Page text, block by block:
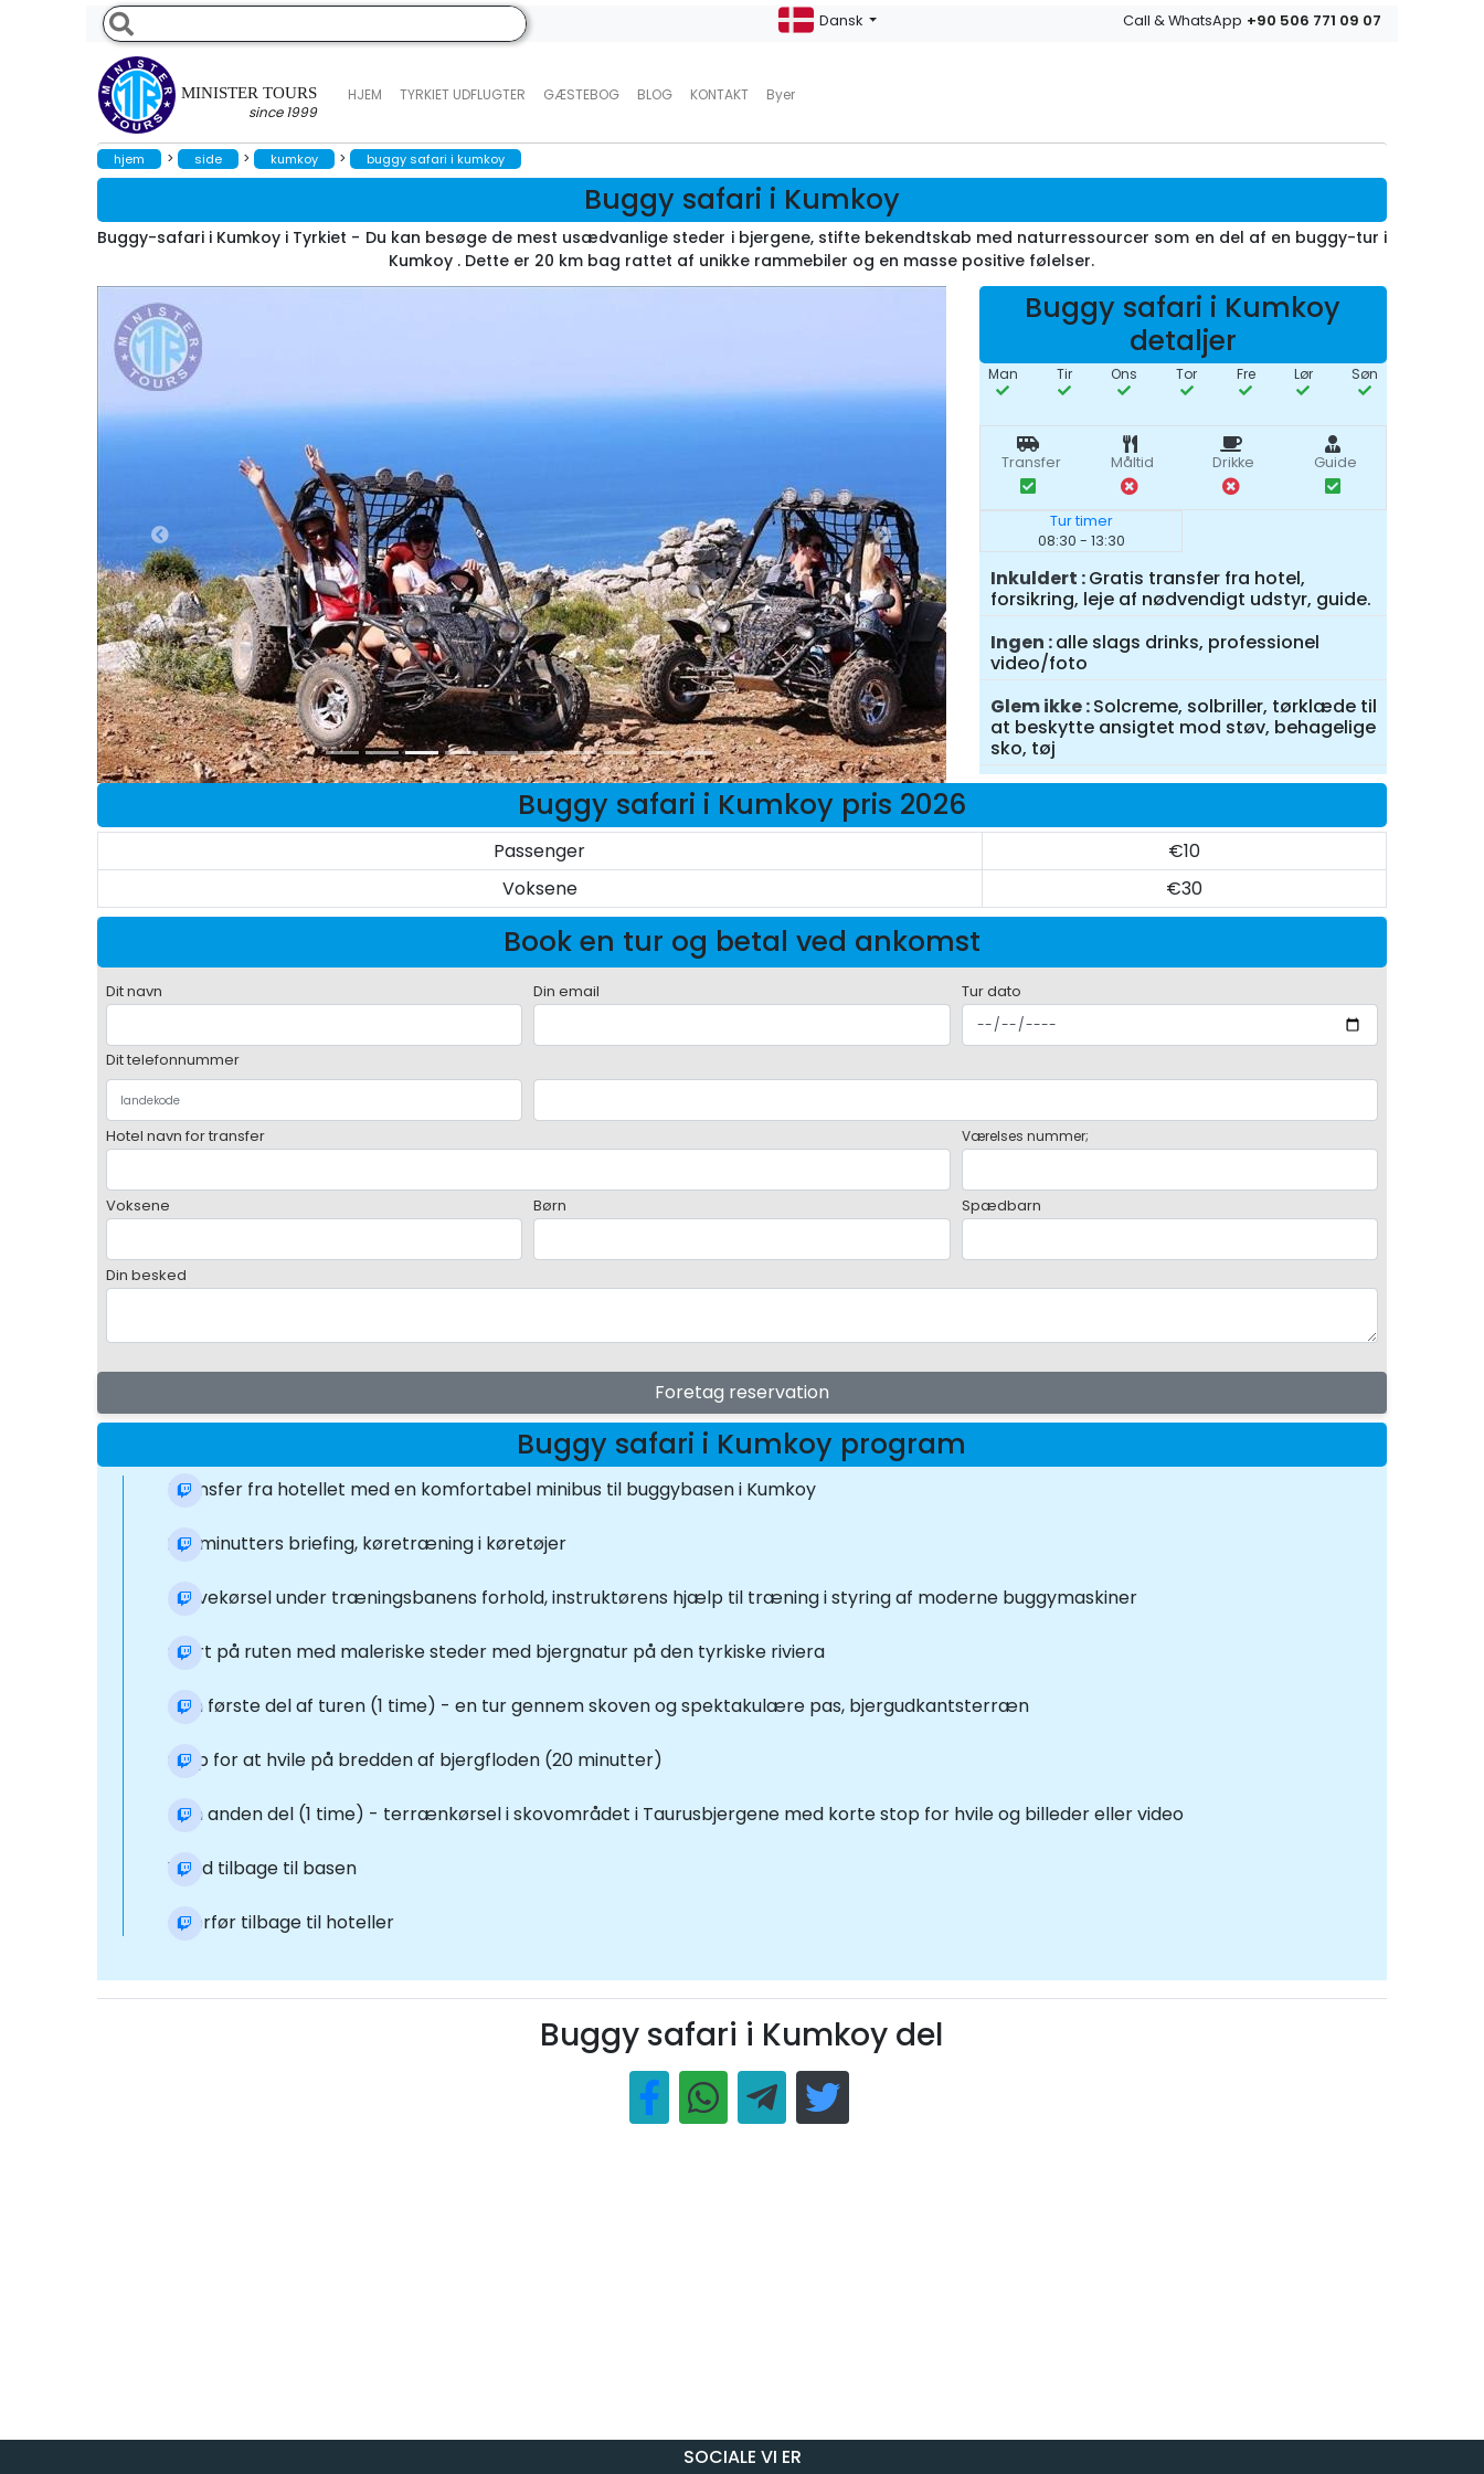
MINISTER TOURS
since 1999
HJEM TYRKIET UDFLUGTER GÆSTEBOG BLOG KONTAKT Byer
Dansk Call & WhatsApp +90 506 771 09 07
hjem > side > kumkoy > buggy safari i kumkoy
Buggy safari i Kumkoy
Buggy-safari i Kumkoy i Tyrkiet - Du kan besøge de mest usædvanlige steder i bjergene, stifte bekendtskab med naturressourcer som en del af en buggy-tur i
Kumkoy . Dette er 20 km bag rattet af unikke rammebiler og en masse positive følelser.
Buggy safari i Kumkoy
detaljer
Man Tir Ons Tor Fre Lør Søn
Transfer Måltid Drikke Guide
Tur timer
08:30 - 13:30
Inkuldert Gratis transfer fra hotel,
forsikring, leje af nødvendigt udstyr, guide.
Ingen alle slags drinks, professionel
video/foto
Glem ikke Solcreme, solbriller, tørklæde til
at beskytte ansigtet mod støv, behagelige
sko, tøj
Buggy safari i Kumkoy pris 2026
Passenger
€10
Voksene
€30
Book en tur og betal ved ankomst
Dit navn Din email Tur dato
Dit telefonnummer
Hotel navn for transfer Værelses nummer;
Voksene Børn Spædbarn
Din besked
Foretag reservation
Buggy safari i Kumkoy program
Transfer fra hotellet med en komfortabel minibus til buggybasen i Kumkoy
20-minutters briefing, køretræning i køretøjer
Prøvekørsel under træningsbanens forhold, instruktørens hjælp til træning i styring af moderne buggymaskiner
Start på ruten med maleriske steder med bjergnatur på den tyrkiske riviera
Den første del af turen (1 time) - en tur gennem skoven og spektakulære pas, bjergudkantsterræn
Stop for at hvile på bredden af bjergfloden (20 minutter)
Den anden del (1 time) - terrænkørsel i skovområdet i Taurusbjergene med korte stop for hvile og billeder eller video
Vend tilbage til basen
Overfør tilbage til hoteller
Buggy safari i Kumkoy del
SOCIALE VI ER